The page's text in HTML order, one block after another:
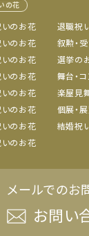
の花
のお花
のお花
のお花
のお花
のお花
のお花
のお花
のお花
退職祝
叙勲・
選挙の
舞台・
楽屋見
個展・
結婚祝
メールでのお
お問い